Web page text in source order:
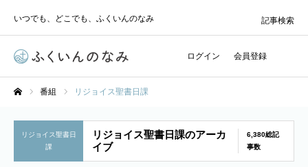
いつでも、どこでも、ふくいんのなみ
ログイン 会員登録
記事検索
番組 リジョイス聖書日課
リジョイス聖書日
課
リジョイス聖書日課のアーカ
イブ
6,380総記
事数